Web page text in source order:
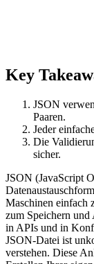
Key
JSON
Paaren.
Jeder
Die
sicher.
JSON (JavaScript
Maschinen einfach
zum Speichern
in APIs und in
JSON-Datei ist
verstehen. Diese